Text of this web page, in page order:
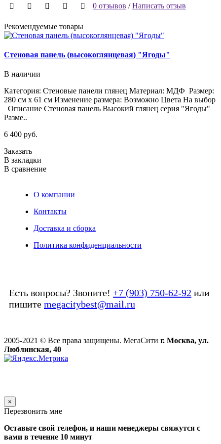
0 отзывов /Написать отзыв
Рекомендуемые товары
Стеновая панель (высокоглянцевая) "Ягоды"
В наличии
Категория: Стеновые панели глянец Материал: МДФ Размер:
280 см х 61 см Изменение размера: Возможно Цвета На выбор
Описание Стеновая панель Высокий глянец серия "Ягоды"
Разме..
6 400 руб.
Заказать
В закладки
В сравнение
О компании
Контакты
Доставка и сборка
Политика конфиденциальности
Есть вопросы? Звоните! +7 (903) 750-62-92 или
пишите megacitybest@mail.ru
2005-2021 © Все права защищены. МегаСити г. Москва, ул.
Люблинская, 40
×
Перезвонить мне
Оставьте свой телефон, и наши менеджеры свяжутся с
вами в течение 10 минут